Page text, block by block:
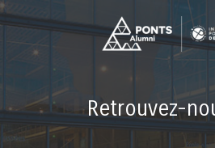
Retrouvez-